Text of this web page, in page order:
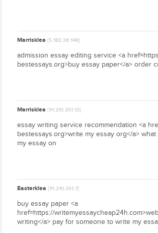
Marrisklea[5.182.38.148]
admission essay editing service <a
bestessays.org>buy essay paper</a> order
Marrisklea[91.210.251.13]
essay writing service recommendation <a
bestessays.org>write my essay org</a>
my essay on
Easterklea[91.210.251.7]
buy essay paper <a
href=https://
writing</a> pay for someone to write my